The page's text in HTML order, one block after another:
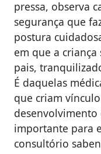
pressa, observa
segurança que
postura
em que a
pais,
É daquelas
que criam
desenvolvimento
importante para
consultório